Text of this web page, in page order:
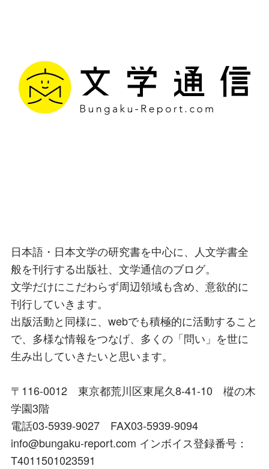
日本語・日本文学の研究書を中心に、人文学書全
般を刊行する出版社、文学通信のブログ。
文学だけにこだわらず周辺領域も含め、意欲的に
刊行していきます。
出版活動と同様に、webでも積極的に活動すること
で、多様な情報をつなげ、多くの「問い」を世に
生み出していきたいと思います。
〒116-0012 東京都荒川区東尾久8-41-10 樅の木
学園3階
電話03-5939-9027 FAX03-5939-9094
info@bungaku-report.com インボイス登録番号：
T4011501023591